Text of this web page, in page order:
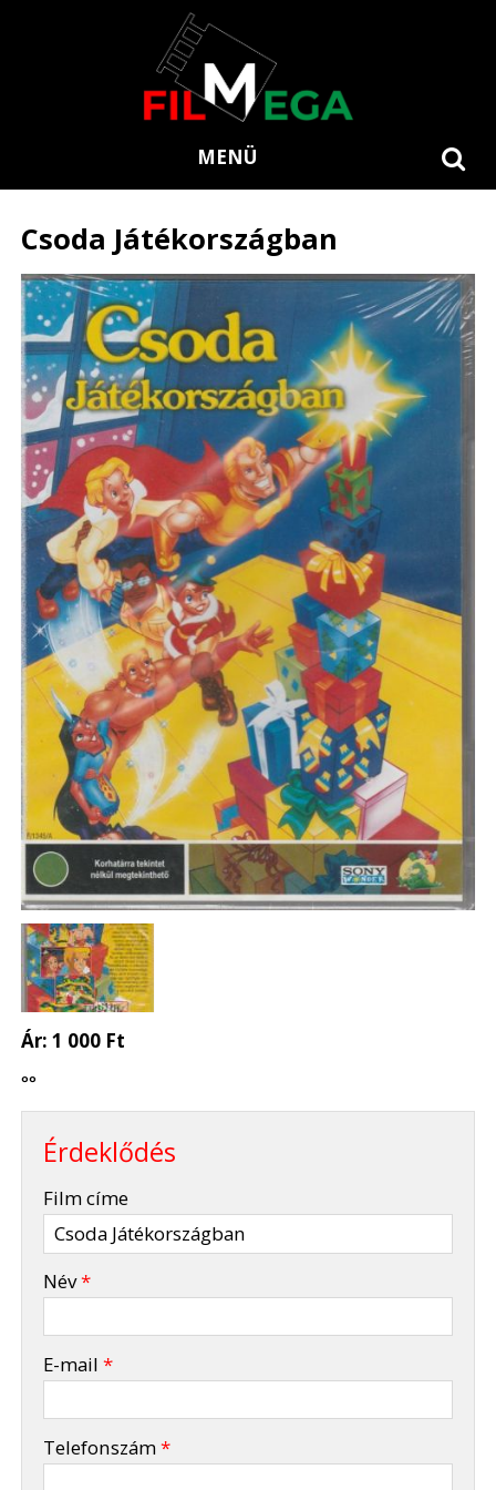
MENÜ
Csoda Játékországban
Ár:1 000 Ft
°°
Érdeklődés
Film címe
Név*
E-mail*
Telefonszám*